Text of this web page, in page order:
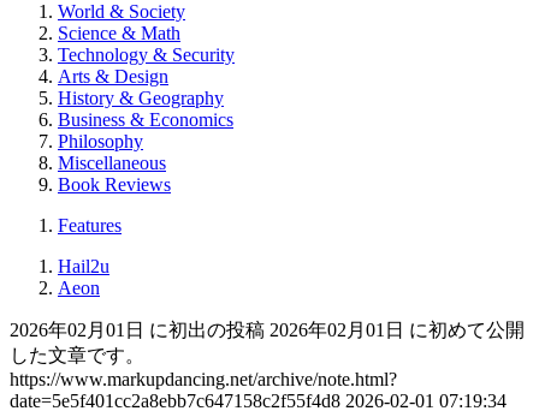
World & Society
Science & Math
Technology & Security
Arts & Design
History & Geography
Business & Economics
Philosophy
Miscellaneous
Book Reviews
Features
Hail2u
Aeon
2026年02月01日 に初出の投稿 2026年02月01日 に初めて公開
した文章です。
https://www.markupdancing.net/archive/note.html?
date=5e5f401cc2a8ebb7c647158c2f55f4d8 2026-02-01 07:19:34